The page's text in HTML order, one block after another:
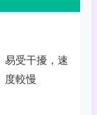
易受干擾，速
度較慢